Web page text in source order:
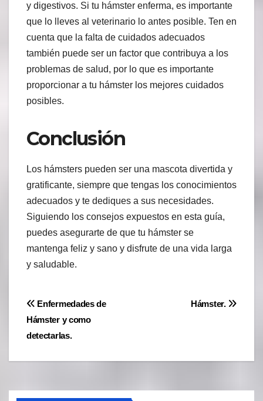
y digestivos. Si tu hámster enferma, es importante
que lo lleves al veterinario lo antes posible. Ten en
cuenta que la falta de cuidados adecuados
también puede ser un factor que contribuya a los
problemas de salud, por lo que es importante
proporcionar a tu hámster los mejores cuidados
posibles.
Conclusión
Los hámsters pueden ser una mascota divertida y
gratificante, siempre que tengas los conocimientos
adecuados y te dediques a sus necesidades.
Siguiendo los consejos expuestos en esta guía,
puedes asegurarte de que tu hámster se
mantenga feliz y sano y disfrute de una vida larga
y saludable.
Navegación
de
entradas
Hámster.
Enfermedades de
Hámster y como
detectarlas.